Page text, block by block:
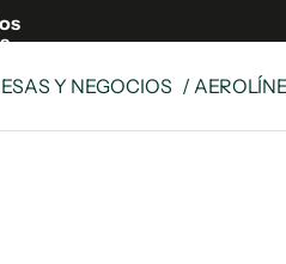
Y NEGOCIOS /